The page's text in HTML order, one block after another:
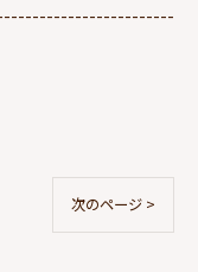
次のページ >